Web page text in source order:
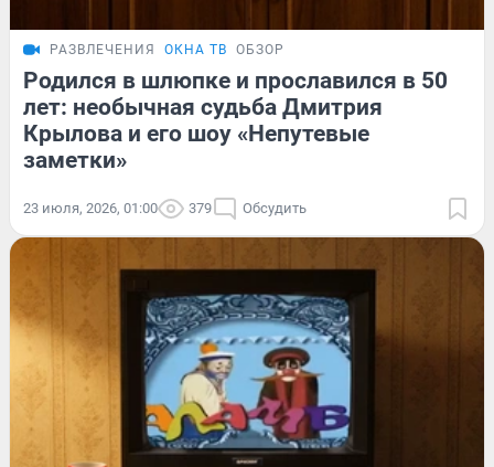
РАЗВЛЕЧЕНИЯ ОКНА ТВ ОБЗОР
Родился в шлюпке и прославился в 50
лет: необычная судьба Дмитрия
Крылова и его шоу «Непутевые
заметки»
23 июля, 2026, 01:00 379 Обсудить